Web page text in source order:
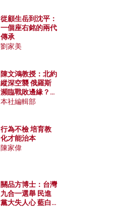
從顧生岳到沈平：
一個座右銘的兩代
傳承
劉家美
陳文鴻教授：北約
縱深空襲 俄羅斯
瀕臨戰敗邊緣？中
國零部件能左右戰
本社編輯部
行為不檢 培育教
化才能治本
陳家偉
關品方博士：台灣
九合一選舉 民進
黨大失人心 藍白